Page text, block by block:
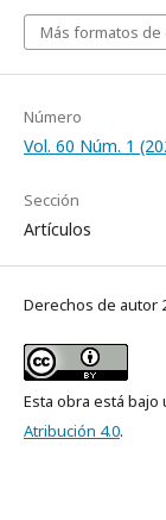
Más formatos de
Número
Vol. 60 Núm. 1
Sección
Artículos
Derechos de autor
Esta obra está bajo
Atribución 4.0.